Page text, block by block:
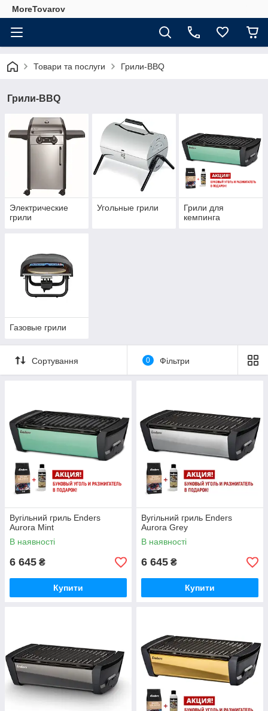
MoreTovarov
Товари та послуги Грили-BBQ
Грили-BBQ
Электрические
грили
Угольные грили
Грили для
кемпинга
Газовые грили
Сортування 0 Фільтри
Вугільний гриль Enders
Aurora Mint
В наявності
6 645 ₴
Купити
Вугільний гриль Enders
Aurora Grey
В наявності
6 645 ₴
Купити